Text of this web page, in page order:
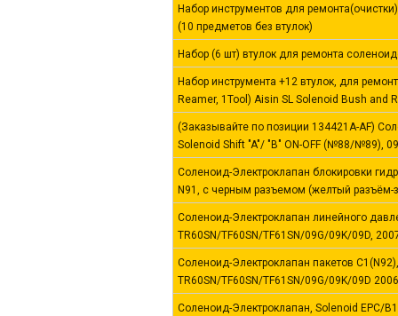
Набор инструментов для
(10 предметов без втулок)
Набор (6 шт) втулок для ремонта
Набор инструмента +12 втулок, для
Reamer, 1Tool) Aisin SL Solenoid Bush and
(Заказывайте по позиции 134421A-AF)
Solenoid Shift "A"/ "В" ON-OFF (№88/№89),
Соленоид-Электроклапан блокировки
N91, с черным разъемом (желтый разъём-
Соленоид-Электроклапан линейного
TR60SN/TF60SN/TF61SN/09G/09K/09D,
Соленоид-Электроклапан пакетов
TR60SN/TF60SN/TF61SN/09G/09K/09D
Соленоид-Электроклапан, Solenoid